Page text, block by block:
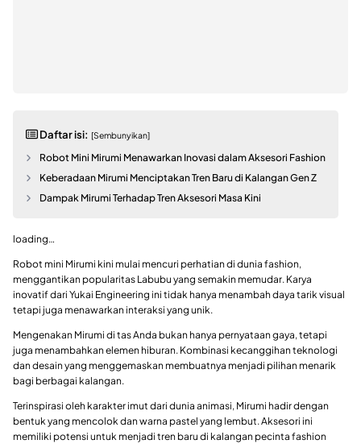
Daftar isi: [Sembunyikan]
Robot Mini Mirumi Menawarkan Inovasi dalam Aksesori Fashion
Keberadaan Mirumi Menciptakan Tren Baru di Kalangan Gen Z
Dampak Mirumi Terhadap Tren Aksesori Masa Kini
loading…
Robot mini Mirumi kini mulai mencuri perhatian di dunia fashion,
menggantikan popularitas Labubu yang semakin memudar. Karya
inovatif dari Yukai Engineering ini tidak hanya menambah daya tarik visual
tetapi juga menawarkan interaksi yang unik.
Mengenakan Mirumi di tas Anda bukan hanya pernyataan gaya, tetapi
juga menambahkan elemen hiburan. Kombinasi kecanggihan teknologi
dan desain yang menggemaskan membuatnya menjadi pilihan menarik
bagi berbagai kalangan.
Terinspirasi oleh karakter imut dari dunia animasi, Mirumi hadir dengan
bentuk yang mencolok dan warna pastel yang lembut. Aksesori ini
memiliki potensi untuk menjadi tren baru di kalangan pecinta fashion